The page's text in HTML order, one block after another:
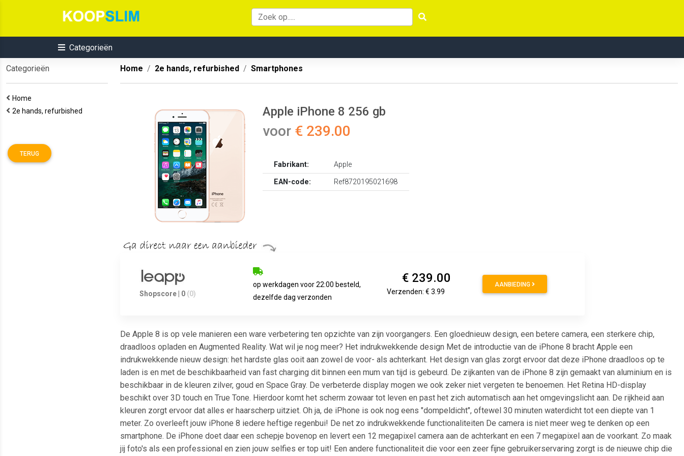
Categorieën
Categorieën
Home
2e hands, refurbished
TERUG
Home 2e hands, refurbished Smartphones
Apple iPhone 8 256 gb
voor € 239.00
Fabrikant:
Apple
EAN-code:
Ref8720195021698
Shopscore | 0 (0)
op werkdagen voor 22:00 besteld,
dezelfde dag verzonden
€ 239.00
Verzenden: € 3.99
AANBIEDING
De Apple 8 is op vele manieren een ware verbetering ten opzichte van zijn voorgangers. Een gloednieuw design, een betere camera, een sterkere chip,
draadloos opladen en Augmented Reality. Wat wil je nog meer? Het indrukwekkende design Met de introductie van de iPhone 8 bracht Apple een
indrukwekkende nieuw design: het hardste glas ooit aan zowel de voor- als achterkant. Het design van glas zorgt ervoor dat deze iPhone draadloos op te
laden is en met de beschikbaarheid van fast charging dit binnen een mum van tijd is gebeurd. De zijkanten van de iPhone 8 zijn gemaakt van aluminium en is
beschikbaar in de kleuren zilver, goud en Space Gray. De verbeterde display mogen we ook zeker niet vergeten te benoemen. Het Retina HD-display
beschikt over 3D touch en True Tone. Hierdoor komt het scherm zowaar tot leven en past het zich automatisch aan het omgevingslicht aan. De rijkheid aan
kleuren zorgt ervoor dat alles er haarscherp uitziet. Oh ja, de iPhone is ook nog eens "dompeldicht", oftewel 30 minuten waterdicht tot een diepte van 1
meter. Zo overleeft jouw iPhone 8 iedere heftige regenbui! De net zo indrukwekkende functionaliteiten De camera is niet meer weg te denken op een
smartphone. De iPhone doet daar een schepje bovenop en levert een 12 megapixel camera aan de achterkant en een 7 megapixel aan de voorkant. Zo maak
jij foto's als een professional en zien jouw selfies er top uit! Een andere functionaliteit die voor een zeer fijne gebruikerservaring zorgt is de nieuwe chip die